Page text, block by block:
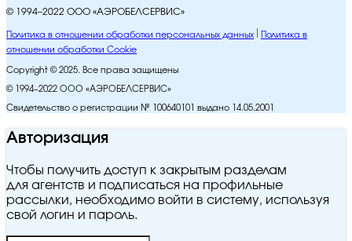
© 1994–2022 ООО «АЭРОБЕЛСЕРВИС»
Политика в отношении обработки персональных данных
Политика в
отношении обработки Cookie
Copyright © 2025. Все права защищены
© 1994–2022 ООО «АЭРОБЕЛСЕРВИС»
Свидетельство о регистрации № 100640101 выдано 14.05.2001
Авторизация
Чтобы получить доступ к закрытым разделам
для агентств и подписаться на профильные
рассылки, необходимо войти в систему, используя
свой логин и пароль.